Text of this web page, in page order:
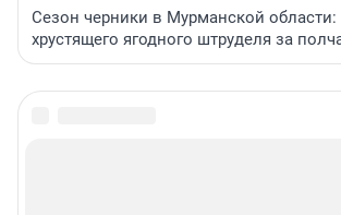
Сезон черники в Мурманской области:
хрустящего ягодного штруделя за